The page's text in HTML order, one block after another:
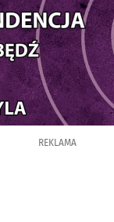
REKLAMA